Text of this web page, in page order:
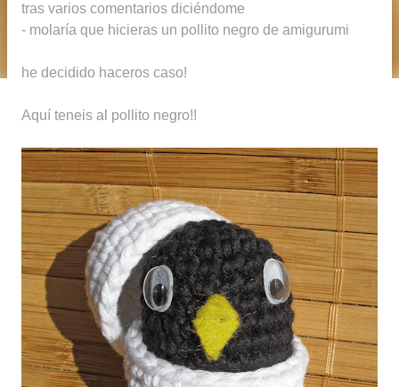
tras varios comentarios diciéndome
- molaría que hicieras un pollito negro de amigurumi
he decidido haceros caso!
Aquí teneis al pollito negro!!